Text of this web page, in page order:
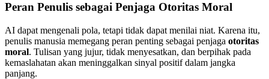
Peran Penulis sebagai Penjaga Otoritas Moral
AI dapat mengenali pola, tetapi tidak dapat menilai niat. Karena itu,
penulis manusia memegang peran penting sebagai penjaga otoritas
moral. Tulisan yang jujur, tidak menyesatkan, dan berpihak pada
kemaslahatan akan meninggalkan sinyal positif dalam jangka
panjang.